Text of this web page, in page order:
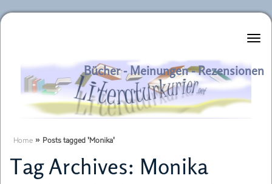
Literaturkurier.net
Bücher - Meinungen - Rezensionen
Home » Posts tagged 'Monika'
Tag Archives: Monika